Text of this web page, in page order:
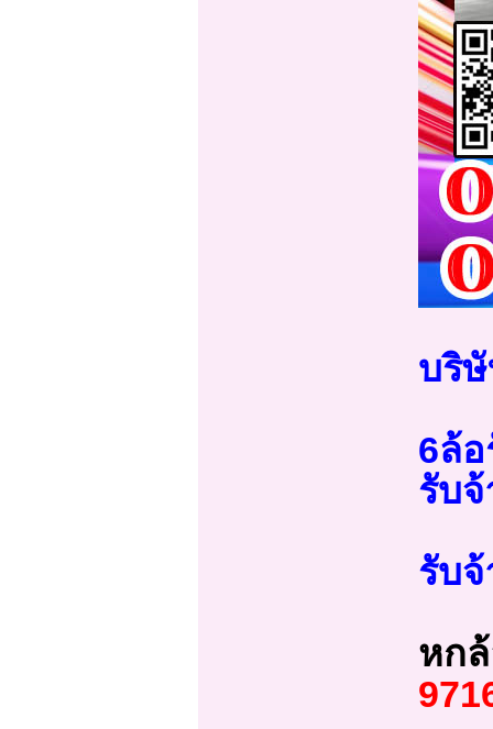
บริ
6ล้
รับจ้
รับ
หก